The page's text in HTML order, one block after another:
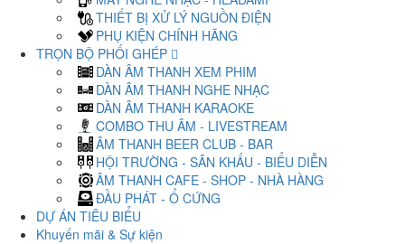
THIẾT BỊ XỬ LÝ NGUỒN ĐIỆN
PHỤ KIỆN CHÍNH HÃNG
TRỌN BỘ PHỐI GHÉP
DÀN ÂM THANH XEM PHIM
DÀN ÂM THANH NGHE NHẠC
DÀN ÂM THANH KARAOKE
COMBO THU ÂM - LIVESTREAM
ÂM THANH BEER CLUB - BAR
HỘI TRƯỜNG - SÂN KHẤU - BIỂU DIỄN
ÂM THANH CAFE - SHOP - NHÀ HÀNG
ĐẦU PHÁT - Ổ CỨNG
DỰ ÁN TIÊU BIỂU
Khuyến mãi & Sự kiện